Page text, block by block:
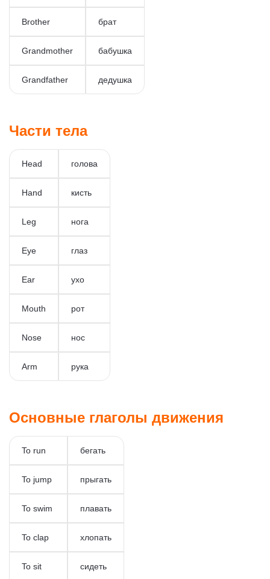
Brother брат
Grandmother бабушка
Grandfather дедушка
Части тела
Head голова
Hand кисть
Leg нога
Eye глаз
Ear ухо
Mouth рот
Nose нос
Arm рука
Основные глаголы движения
To run бегать
To jump прыгать
To swim плавать
To clap хлопать
To sit сидеть